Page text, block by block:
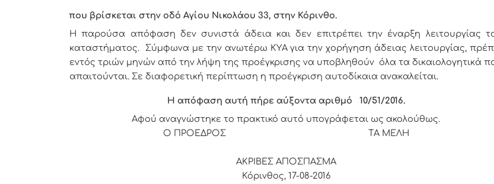
που βρίσκεται στην οδό Αγίου Νικολάου 33, στην Κόρινθο.
Η παρούσα απόφαση δεν συνιστά άδεια και δεν επιτρέπει την έναρξη λειτουργίας
καταστήματος. Σύμφωνα με την ανωτέρω ΚΥΑ για την χορήγηση άδειας λειτουργίας,
εντός τριών μηνών από την λήψη της προέγκρισης να υποβληθούν όλα τα δικαιολογητικά
απαιτούνται. Σε διαφορετική περίπτωση η προέγκριση αυτοδίκαια ανακαλείται.
Η απόφαση αυτή πήρε αύξοντα αριθμό 10/51 /2016.
Αφού αναγνώστηκε το πρακτικό αυτό υπογράφεται ως ακολούθως.
Ο ΠΡΟΕΔΡΟΣ ΤΑ ΜΕΛΗ
ΑΚΡΙΒΕΣ ΑΠΟΣΠΑΣΜΑ
Κόρινθος, 17-08-2016